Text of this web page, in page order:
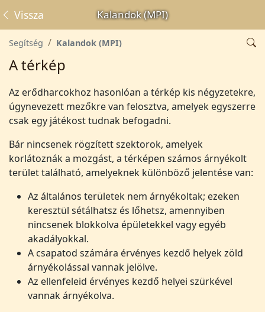
Kalandok (MPI)
Vissza
Segítség Kalandok (MPI)
A térkép
Az erődharcokhoz hasonlóan a térkép kis négyzetekre,
úgynevezett mezőkre van felosztva, amelyek egyszerre
csak egy játékost tudnak befogadni.
Bár nincsenek rögzített szektorok, amelyek
korlátoznák a mozgást, a térképen számos árnyékolt
terület található, amelyeknek különböző jelentése van:
Az általános területek nem árnyékoltak; ezeken
keresztül sétálhatsz és lőhetsz, amennyiben
nincsenek blokkolva épületekkel vagy egyéb
akadályokkal.
A csapatod számára érvényes kezdő helyek zöld
árnyékolással vannak jelölve.
Az ellenfeleid érvényes kezdő helyei szürkével
vannak árnyékolva.